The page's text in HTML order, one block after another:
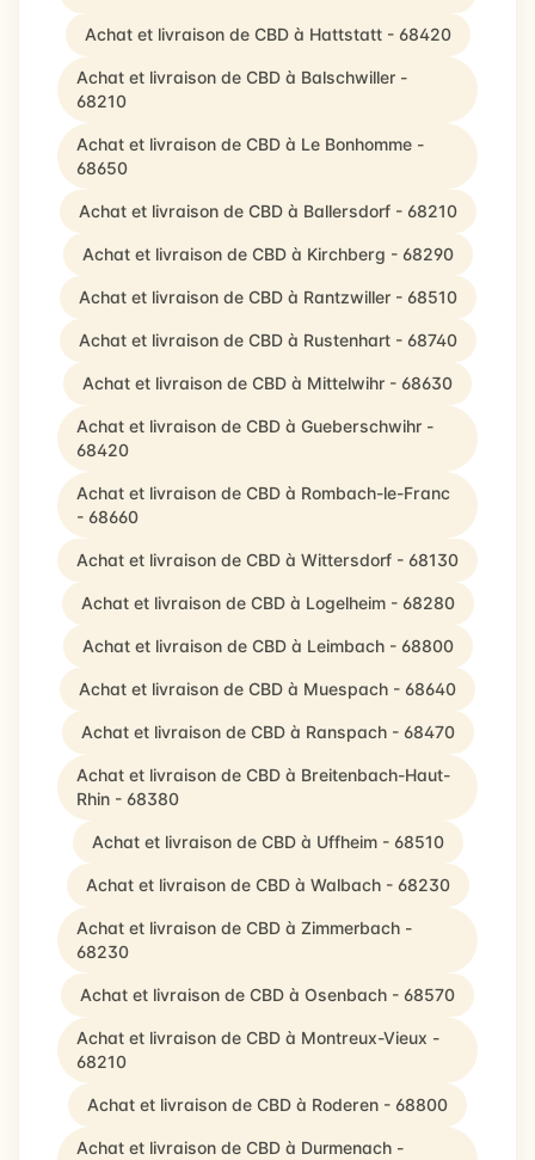
Achat et livraison de CBD à Hattstatt - 68420
Achat et livraison de CBD à Balschwiller -
68210
Achat et livraison de CBD à Le Bonhomme -
68650
Achat et livraison de CBD à Ballersdorf - 68210
Achat et livraison de CBD à Kirchberg - 68290
Achat et livraison de CBD à Rantzwiller - 68510
Achat et livraison de CBD à Rustenhart - 68740
Achat et livraison de CBD à Mittelwihr - 68630
Achat et livraison de CBD à Gueberschwihr -
68420
Achat et livraison de CBD à Rombach-le-Franc
- 68660
Achat et livraison de CBD à Wittersdorf - 68130
Achat et livraison de CBD à Logelheim - 68280
Achat et livraison de CBD à Leimbach - 68800
Achat et livraison de CBD à Muespach - 68640
Achat et livraison de CBD à Ranspach - 68470
Achat et livraison de CBD à Breitenbach-Haut-
Rhin - 68380
Achat et livraison de CBD à Uffheim - 68510
Achat et livraison de CBD à Walbach - 68230
Achat et livraison de CBD à Zimmerbach -
68230
Achat et livraison de CBD à Osenbach - 68570
Achat et livraison de CBD à Montreux-Vieux -
68210
Achat et livraison de CBD à Roderen - 68800
Achat et livraison de CBD à Durmenach -